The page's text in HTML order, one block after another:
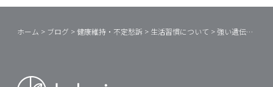
ホーム > ブログ >健康維持・不定愁訴 > 生活習慣について >強い遺伝子を作る